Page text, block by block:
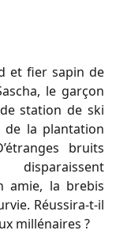
et fier sapin de
le garçon
station de ski
la plantation
bruits
amie, la brebis
Réussira-t-il
millénaires ?